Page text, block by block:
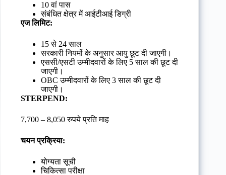
10 वां पास
संबंधित क्षेत्र में आईटीआई डिग्री
एज लिमिट:
15 से 24 साल
सरकारी नियमों के अनुसार आयु छूट दी जाएगी।
एससी/एसटी उम्मीदवारों के लिए 5 साल की छूट दी
जाएगी।
OBC उम्मीदवारों के लिए 3 साल की छूट दी
जाएगी।
STERPEND:
7,700 – 8,050 रुपये प्रति माह
चयन प्रक्रिया:
योग्यता सूची
चिकित्सा परीक्षा